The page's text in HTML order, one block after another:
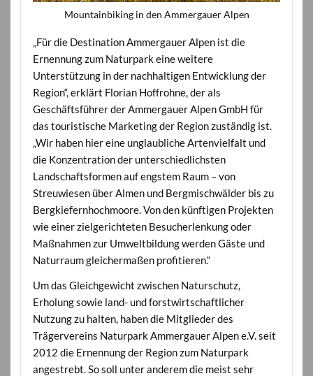
Mountainbiking in den Ammergauer Alpen
„Für die Destination Ammergauer Alpen ist die
Ernennung zum Naturpark eine weitere
Unterstützung in der nachhaltigen Entwicklung der
Region“, erklärt Florian Hoffrohne, der als
Geschäftsführer der Ammergauer Alpen GmbH für
das touristische Marketing der Region zuständig ist.
„Wir haben hier eine unglaubliche Artenvielfalt und
die Konzentration der unterschiedlichsten
Landschaftsformen auf engstem Raum – von
Streuwiesen über Almen und Bergmischwälder bis zu
Bergkiefernhochmoore. Von den künftigen Projekten
wie einer zielgerichteten Besucherlenkung oder
Maßnahmen zur Umweltbildung werden Gäste und
Naturraum gleichermaßen profitieren.“
Um das Gleichgewicht zwischen Naturschutz,
Erholung sowie land- und forstwirtschaftlicher
Nutzung zu halten, haben die Mitglieder des
Trägervereins Naturpark Ammergauer Alpen e.V. seit
2012 die Ernennung der Region zum Naturpark
angestrebt. So soll unter anderem die meist sehr